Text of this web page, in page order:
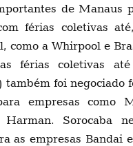
de Manaus
férias coletivas
como a Whirpool e
férias coletivas
também foi negociado
empresas como
Sorocaba
as empresas Bandai